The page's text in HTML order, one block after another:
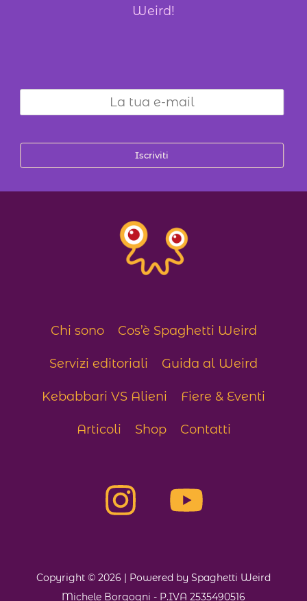
Weird!
Iscriviti
Chi sono Cos’è Spaghetti Weird
Servizi editoriali Guida al Weird
Kebabbari VS Alieni Fiere & Eventi
Articoli Shop Contatti
Copyright © 2026 | Powered by Spaghetti Weird
Michele Borgogni - P.IVA 2535490516